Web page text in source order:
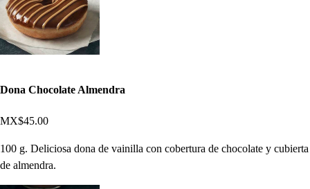
Dona Chocolate Almendra
MX$45.00
100 g. Deliciosa dona de vainilla con cobertura de chocolate y cubierta
de almendra.